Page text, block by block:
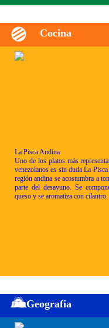
Cocina
La Pisca Andina
Uno de los platos más
venezolanos es sin duda La
región andina se acostumbra a
parte del desayuno. Se
queso y se aromatiza con cilantro.
Geografia